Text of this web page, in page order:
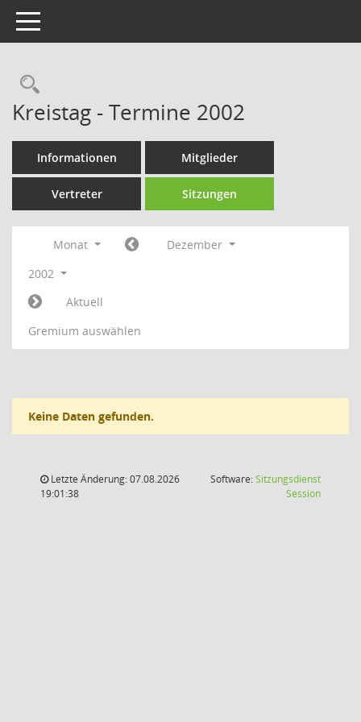
Toggle navigation
Rechercheauswahl
Kreistag - Termine 2002
Informationen Mitglieder
Vertreter Sitzungen
Monat
Dezember
2002
Aktuell
Gremium auswählen
Keine Daten gefunden.
Letzte Änderung: 07.08.2026
19:01:38
Software:Sitzungsdienst
Session(Wird in